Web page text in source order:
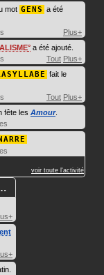
mot GENS a été
Plus+
a été ajouté.
Tout Plus+
fait le
Tout Plus+
fête les Amour.
voir toute l'activité